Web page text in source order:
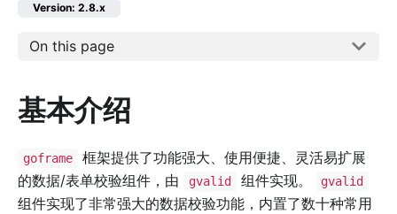
Version: 2.8.x
On this page
基本介绍
goframe
框架提供了功能强大、使用便捷、灵活易扩展
的数据/表单校验组件，由
gvalid 组件实现。 gvalid
组件实现了非常强大的数据校验功能，内置了数十种常用